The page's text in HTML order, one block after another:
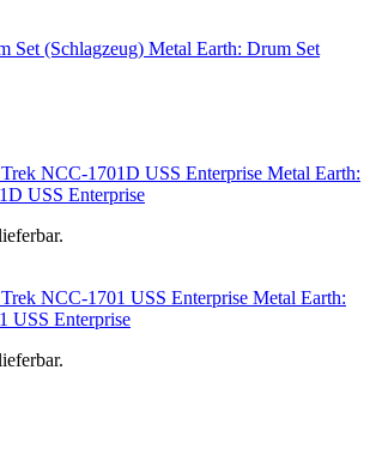
Metal Earth: Drum Set
Metal Earth:
USS Enterprise
Metal Earth:
USS Enterprise